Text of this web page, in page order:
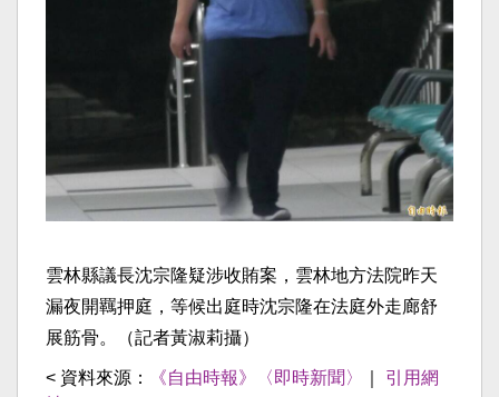
雲林縣議長沈宗隆疑涉收賄案，雲林地方法院昨天
漏夜開羈押庭，等候出庭時沈宗隆在法庭外走廊舒
展筋骨。（記者黃淑莉攝）
< 資料來源： 《自由時報》〈即時新聞〉
引用網